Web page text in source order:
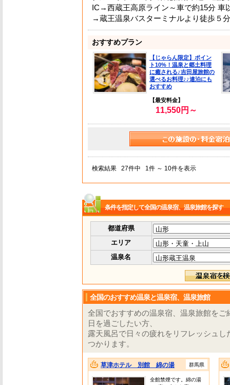
IC→西蔵王高原ライン～車で約15分
→蔵王温泉バスターミナルより徒歩５分
おすすめプラン
【じゃらん限定】ポイン
ト10%！温泉と郷土料理
に癒される♪吉田屋旅館の
選べるお料理♪♪連泊にも
おすすめ
【最安料金】
11,550円～
検索結果 27件中 1件 ～ 10件を表示
条件を指定して全国の温泉宿、温泉旅館を探す
都道府県
エリア
温泉名
全国のおすすめ温泉と温泉宿、温泉旅館
全国でおすすめの温泉宿、温泉旅館を
日を過ごしたい方、
露天風呂で日々の疲れをリフレッシュ
つかります。
草津ホテル 別館 綿の湯 群馬県
全館禁煙です。綿の湯